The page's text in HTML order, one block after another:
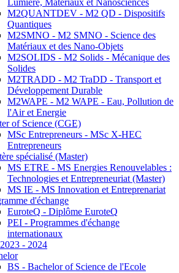
Lumière, Matériaux et Nanosciences
M2QUANTDEV - M2 QD - Dispositifs
Quantiques
M2SMNO - M2 SMNO - Science des
Matériaux et des Nano-Objets
M2SOLIDS - M2 Solids - Mécanique des
Solides
M2TRADD - M2 TraDD - Transport et
Développement Durable
M2WAPE - M2 WAPE - Eau, Pollution de
l'Air et Energie
of Science (CGE)
MSc Entrepreneurs - MSc X-HEC
Entrepreneurs
spécialisé (Master)
MS ETRE - MS Energies Renouvelables :
Technologies et Entrepreneuriat (Master)
MS IE - MS Innovation et Entreprenariat
d'échange
EuroteQ - Diplôme EuroteQ
PEI - Programmes d'échange
internationaux
- 2024
BS - Bachelor of Science de l'Ecole